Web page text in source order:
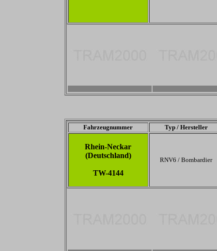
Fahrzeugnummer Typ / Hersteller
Rhein-Neckar
(Deutschland)
TW-4144
RNV6 / Bombardier